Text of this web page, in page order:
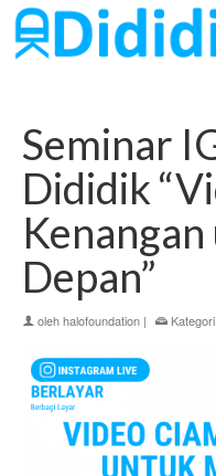
Seminar
Dididik
Depan”
olehhalofoundation | Kategori: